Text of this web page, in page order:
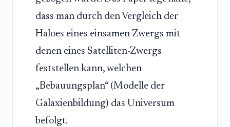
dass man durch den Vergleich der
Haloes eines einsamen Zwergs mit
denen eines Satelliten-Zwergs
feststellen kann, welchen
„Bebauungsplan“ (Modelle der
Galaxienbildung) das Universum
befolgt.